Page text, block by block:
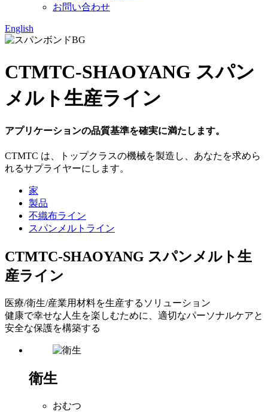
お問い合わせ
English
CTMTC-SHAOYANG スパン
メルト生産ライン
アプリケーションの品質基準を確実に満たします。
CTMTC は、トップクラスの機械を製造し、あなたを求めら
れるサプライヤーにします。
家
製品
不織布ライン
スパンメルトライン
CTMTC-SHAOYANG スパンメルト生
産ライン
医療/衛生/産業用材料を生産するソリューション
健康で幸せな人生を楽しむために、適切なパーソナルケアと
安全な保護を構築する
衛生
おむつ